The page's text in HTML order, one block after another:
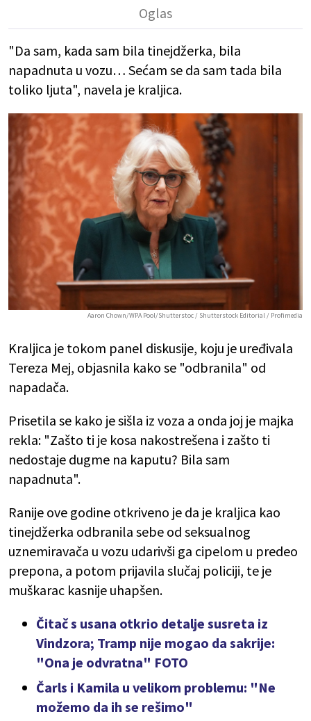
"Da sam, kada sam bila tinejdžerka, bila
napadnuta u vozu… Sećam se da sam tada bila
toliko ljuta", navela je kraljica.
Aaron Chown/WPA Pool/Shutterstoc / Shutterstock Editorial / Profimedia
Kraljica je tokom panel diskusije, koju je uređivala
Tereza Mej, objasnila kako se "odbranila" od
napadača.
Prisetila se kako je sišla iz voza a onda joj je majka
rekla: "Zašto ti je kosa nakostrešena i zašto ti
nedostaje dugme na kaputu? Bila sam
napadnuta".
Ranije ove godine otkriveno je da je kraljica kao
tinejdžerka odbranila sebe od seksualnog
uznemiravača u vozu udarivši ga cipelom u predeo
prepona, a potom prijavila slučaj policiji, te je
muškarac kasnije uhapšen.
Čitač s usana otkrio detalje susreta iz
Vindzora; Tramp nije mogao da sakrije:
"Ona je odvratna" FOTO
Čarls i Kamila u velikom problemu: "Ne
možemo da ih se rešimo"